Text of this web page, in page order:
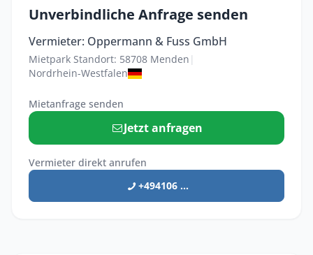
Unverbindliche Anfrage senden
Vermieter: Oppermann & Fuss GmbH
Mietpark Standort: 58708 Menden |
Nordrhein-Westfalen
Mietanfrage senden
Jetzt anfragen
Vermieter direkt anrufen
+494106 ...